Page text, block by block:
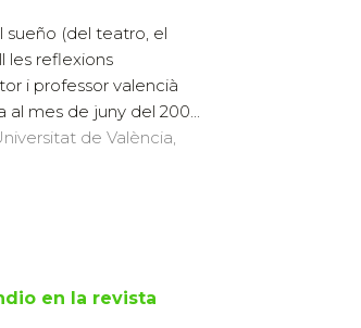
sueño (del teatro, el
les reflexions
i professor valencià
al mes de juny del 200...
de València,
en la revista